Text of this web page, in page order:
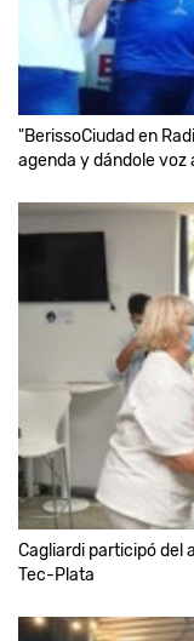
"BerissoCiudad en
agenda y dándole voz
Cagliardi participó del
Tec-Plata